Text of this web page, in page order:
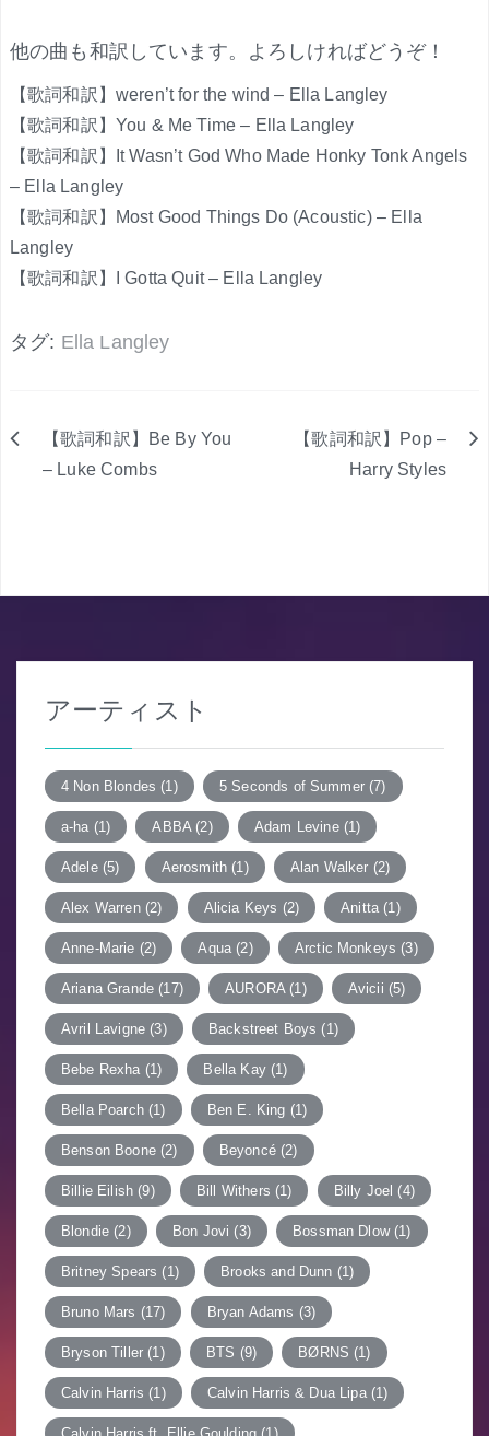
他の曲も和訳しています。よろしければどうぞ！
【歌詞和訳】weren’t for the wind – Ella Langley
【歌詞和訳】You & Me Time – Ella Langley
【歌詞和訳】It Wasn’t God Who Made Honky Tonk Angels
– Ella Langley
【歌詞和訳】Most Good Things Do (Acoustic) – Ella
Langley
【歌詞和訳】I Gotta Quit – Ella Langley
タグ: Ella Langley
ビ
【歌詞和訳】Be By You
– Luke Combs
【歌詞和訳】Pop –
Harry Styles
アーティスト
4 Non Blondes (1) 5 Seconds of Summer(7)
a-ha (1) ABBA(2) Adam Levine(1)
Adele(5) Aerosmith (1) Alan Walker (2)
Alex Warren(2) Alicia Keys (2) Anitta (1)
Anne-Marie (2) Aqua (2) Arctic Monkeys (3)
Ariana Grande (17) AURORA(1) Avicii (5)
Avril Lavigne (3) Backstreet Boys (1)
Bebe Rexha (1) Bella Kay(1)
Bella Poarch(1) Ben E. King (1)
Benson Boone(2) Beyoncé(2)
Billie Eilish (9) Bill Withers (1) Billy Joel (4)
Blondie (2) Bon Jovi (3) Bossman Dlow(1)
Britney Spears (1) Brooks and Dunn (1)
Bruno Mars (17) Bryan Adams (3)
Bryson Tiller (1) BTS (9) BØRNS (1)
Calvin Harris (1) Calvin Harris & Dua Lipa(1)